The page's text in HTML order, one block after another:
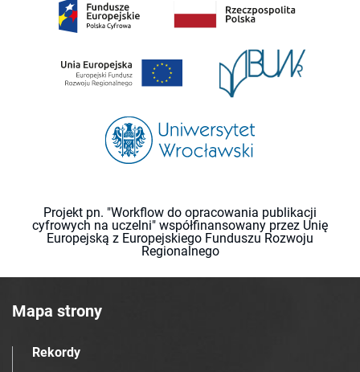
Projekt pn. "Workflow do opracowania publikacji
cyfrowych na uczelni" współfinansowany przez Unię
Europejską z Europejskiego Funduszu Rozwoju
Regionalnego
Mapa strony
Rekordy